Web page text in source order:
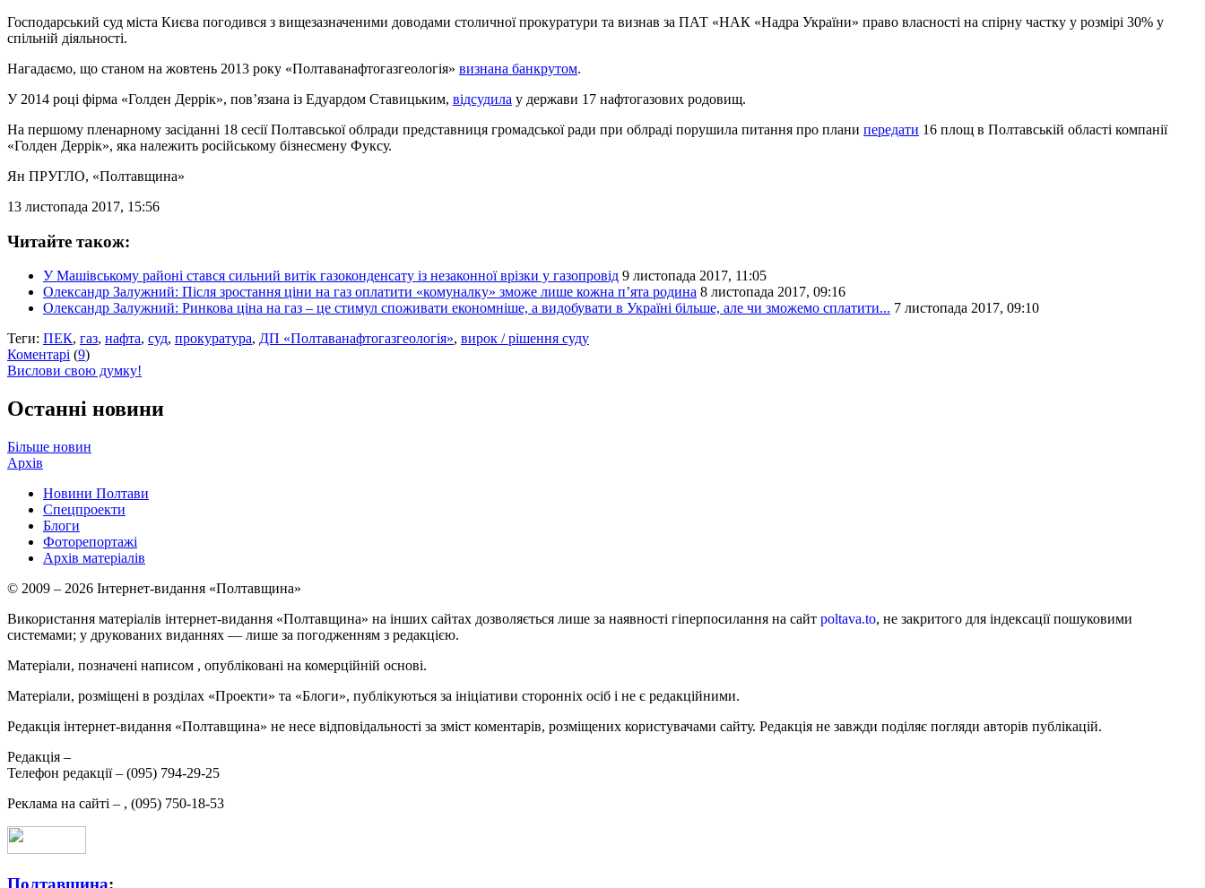
Господарський суд міста Києва погодився з вищезазначеними доводами столичної прокуратури та визнав за ПАТ «НАК «Надра України» право власності на спірну частку у розмірі 30% у
спільній діяльності.
Нагадаємо, що станом на жовтень 2013 року «Полтаванафтогазгеологія» визнана банкрутом.
У 2014 році фірма «Голден Деррік», пов’язана із Едуардом Ставицьким, відсудила у держави 17 нафтогазових родовищ.
На першому пленарному засіданні 18 сесії Полтавської облради представниця громадської ради при облраді порушила питання про плани передати 16 площ в Полтавській області компанії
«Голден Деррік», яка належить російському бізнесмену Фуксу.
Ян ПРУГЛО, «Полтавщина»
13 листопада 2017, 15:56
Читайте також:
У Машівському районі стався сильний витік газоконденсату із незаконної врізки у газопровід 9 листопада 2017, 11:05
Олександр Залужний: Після зростання ціни на газ оплатити «комуналку» зможе лише кожна п’ята родина 8 листопада 2017, 09:16
Олександр Залужний: Ринкова ціна на газ – це стимул споживати економніше, а видобувати в Україні більше, але чи зможемо сплатити... 7 листопада 2017, 09:10
Теги: ПЕК, газ, нафта, суд, прокуратура, ДП «Полтаванафтогазгеологія», вирок / рішення суду
Коментарі (9)
Вислови свою думку!
Останні новини
Більше новин
Архів
Новини Полтави
Спецпроекти
Блоги
Фоторепортажі
Архів матеріалів
© 2009 – 2026 Інтернет-видання «Полтавщина»
Використання матеріалів інтернет-видання «Полтавщина» на інших сайтах дозволяється лише за наявності гіперпосилання на сайт poltava.to, не закритого для індексації пошуковими
системами; у друкованих виданнях — лише за погодженням з редакцією.
Матеріали, позначені написом , опубліковані на комерційній основі.
Матеріали, розміщені в розділах «Проекти» та «Блоги», публікуються за ініціативи сторонніх осіб і не є редакційними.
Редакція інтернет-видання «Полтавщина» не несе відповідальності за зміст коментарів, розміщених користувачами сайту. Редакція не завжди поділяє погляди авторів публікацій.
Редакція –
Телефон редакції – (095) 794-29-25
Реклама на сайті – , (095) 750-18-53
Полтавщина: